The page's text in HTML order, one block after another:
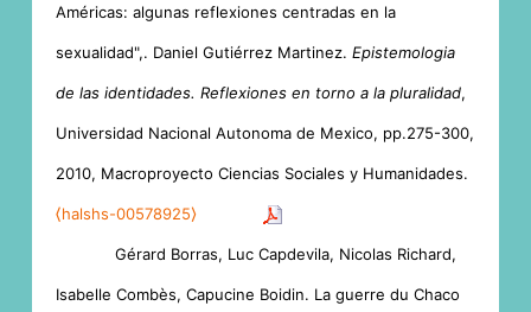
Américas: algunas reflexiones centradas en la
sexualidad",. Daniel Gutiérrez Martinez. Epistemologia
de las identidades. Reflexiones en torno a la pluralidad,
Universidad Nacional Autonoma de Mexico, pp.275-300,
2010, Macroproyecto Ciencias Sociales y Humanidades.
⟨halshs-00578925⟩
Gérard Borras, Luc Capdevila, Nicolas Richard,
Isabelle Combès, Capucine Boidin. La guerre du Chaco